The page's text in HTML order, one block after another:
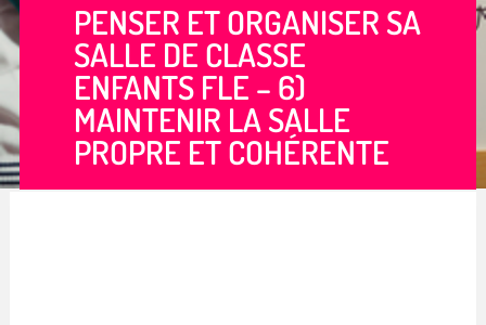
PENSER ET ORGANISER SA
SALLE DE CLASSE
ENFANTS FLE – 6)
MAINTENIR LA SALLE
PROPRE ET COHÉRENTE